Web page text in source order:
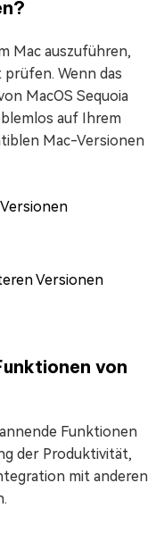
Mac auszuführen,
Wenn das
MacOS Sequoia
auf Ihrem
Mac-Versionen
Versionen
von
Funktionen
der Produktivität,
mit anderen